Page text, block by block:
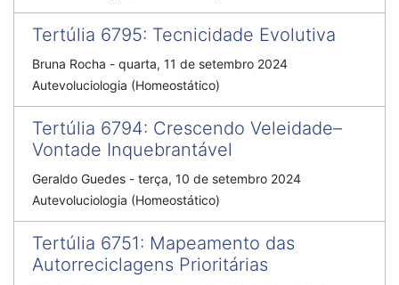
Tertúlia 6795: Tecnicidade Evolutiva
Bruna Rocha - quarta, 11 de setembro 2024
Autevoluciologia (Homeostático)
Tertúlia 6794: Crescendo Veleidade–
Vontade Inquebrantável
Geraldo Guedes - terça, 10 de setembro 2024
Autevoluciologia (Homeostático)
Tertúlia 6751: Mapeamento das
Autorreciclagens Prioritárias